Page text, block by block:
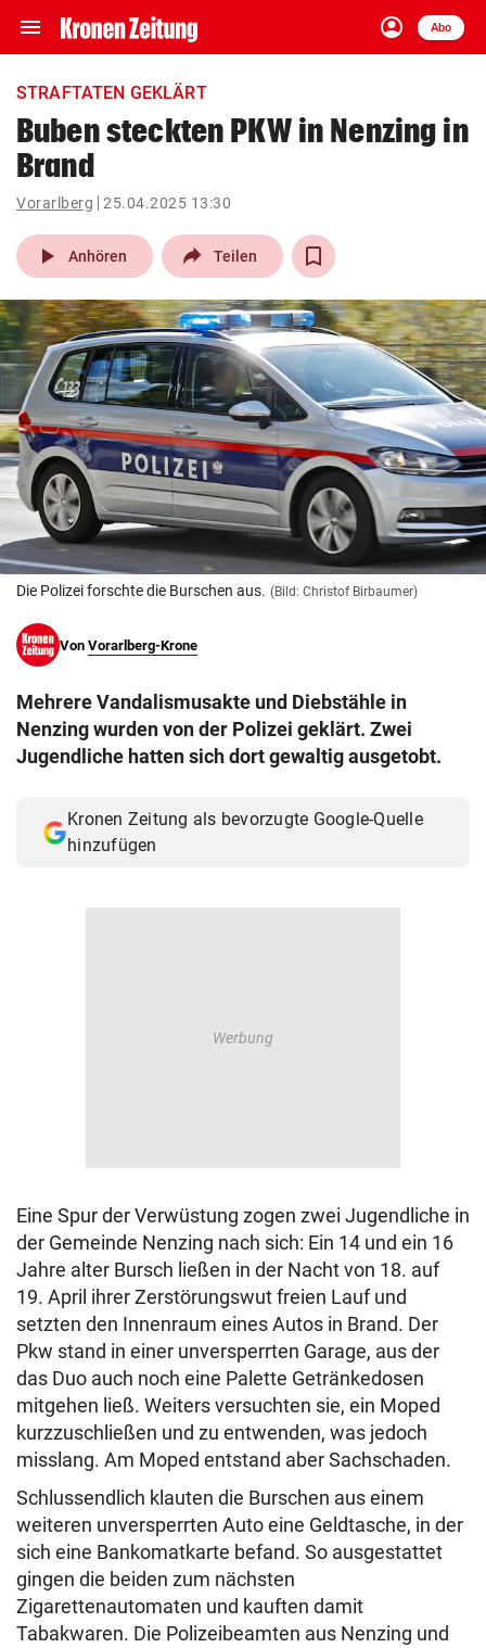
menu Navigation
ein-/ausklappen
account_circle
Anmelden
Abo
close Schließen
account_circle Anmelden
pin_drop
Wien arrow_right
bookmark
search
Suchbegriff
eingeben
© Krone Multimedia GmbH & Co KG 2026
Muthgasse 2, 1190 Wien
STRAFTATEN GEKLÄRT
Buben steckten PKW in Nenzing in
Brand
Vorarlberg 25.04.2025 13:30
play_arrow Anhören Teilen
Die Polizei forschte die Burschen aus. (Bild: Christof Birbaumer)
Von Vorarlberg-Krone
Mehrere Vandalismusakte und Diebstähle in
Nenzing wurden von der Polizei geklärt. Zwei
Jugendliche hatten sich dort gewaltig ausgetobt.
Kronen Zeitung als bevorzugte Google-Quelle
hinzufügen
Eine Spur der Verwüstung zogen zwei Jugendliche in
der Gemeinde Nenzing nach sich: Ein 14 und ein 16
Jahre alter Bursch ließen in der Nacht von 18. auf
19. April ihrer Zerstörungswut freien Lauf und
setzten den Innenraum eines Autos in Brand. Der
Pkw stand in einer unversperrten Garage, aus der
das Duo auch noch eine Palette Getränkedosen
mitgehen ließ. Weiters versuchten sie, ein Moped
kurzzuschließen und zu entwenden, was jedoch
misslang. Am Moped entstand aber Sachschaden.
Schlussendlich klauten die Burschen aus einem
weiteren unversperrten Auto eine Geldtasche, in der
sich eine Bankomatkarte befand. So ausgestattet
gingen die beiden zum nächsten
Zigarettenautomaten und kauften damit
Tabakwaren. Die Polizeibeamten aus Nenzing und